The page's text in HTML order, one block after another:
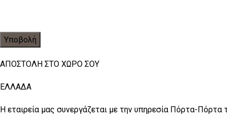
ΑΠΟΣΤΟΛΗ ΣΤΟ ΧΩΡΟ ΣΟΥ
ΕΛΛΑΔΑ
Η εταιρεία μας συνεργάζεται με την υπηρεσία Πόρτα-